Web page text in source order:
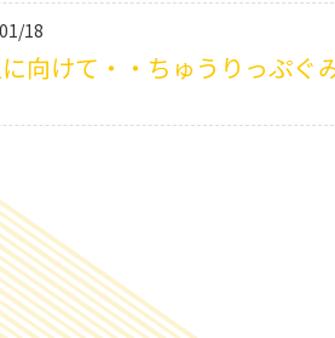
18
向けて・・ちゅうりっぷ